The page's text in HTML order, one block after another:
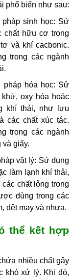
phổ biến như sau:
sinh học: Sử
chất hữu cơ trong
và khí cacbonic.
trong các ngành
pháp hóa học: Sử
oxy hóa hoặc
khí thải, như lưu
các chất xúc tác.
trong các ngành
và giấy.
vật lý: Sử dụng
làm lạnh khí thải,
chất lỏng trong
dùng trong các
dệt may và nhựa.
thể kết hợp
nhiều chất gây
khó xử lý. Khi đó,